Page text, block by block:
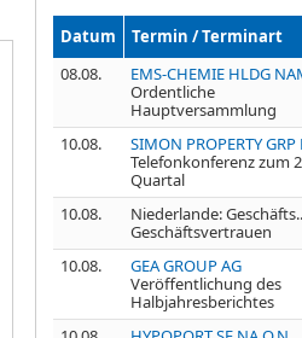
Datum
Termin / Terminart
08.08.
EMS-CHEMIE HLDG
Ordentliche
Hauptversammlung
10.08.
SIMON PROPERTY GRP
Telefonkonferenz zum
Quartal
10.08.
Niederlande:
Geschäftsvertrauen
10.08.
GEA GROUP AG
Veröffentlichung des
Halbjahresberichtes